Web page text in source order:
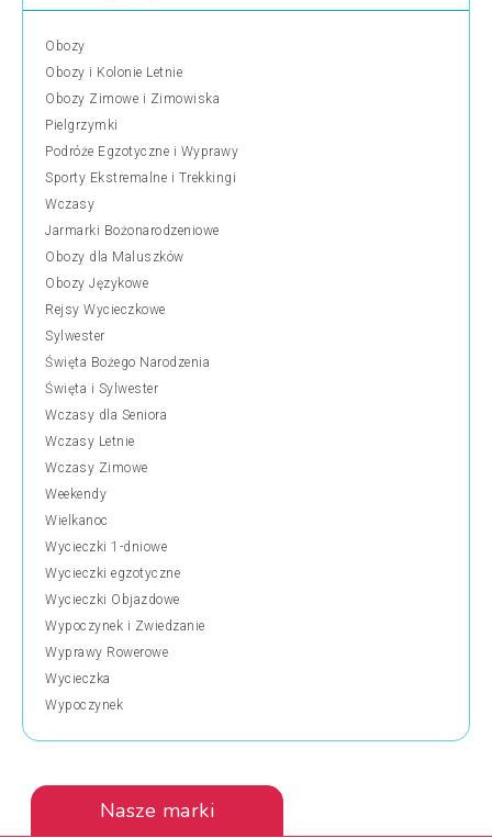
Obozy
Obozy i Kolonie Letnie
Obozy Zimowe i Zimowiska
Pielgrzymki
Podróże Egzotyczne i Wyprawy
Sporty Ekstremalne i Trekkingi
Wczasy
Jarmarki Bożonarodzeniowe
Obozy dla Maluszków
Obozy Językowe
Rejsy Wycieczkowe
Sylwester
Święta Bożego Narodzenia
Święta i Sylwester
Wczasy dla Seniora
Wczasy Letnie
Wczasy Zimowe
Weekendy
Wielkanoc
Wycieczki 1-dniowe
Wycieczki egzotyczne
Wycieczki Objazdowe
Wypoczynek i Zwiedzanie
Wyprawy Rowerowe
Wycieczka
Wypoczynek
Nasze marki